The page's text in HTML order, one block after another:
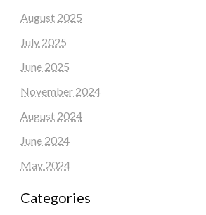
August 2025
July 2025
June 2025
November 2024
August 2024
June 2024
May 2024
Categories